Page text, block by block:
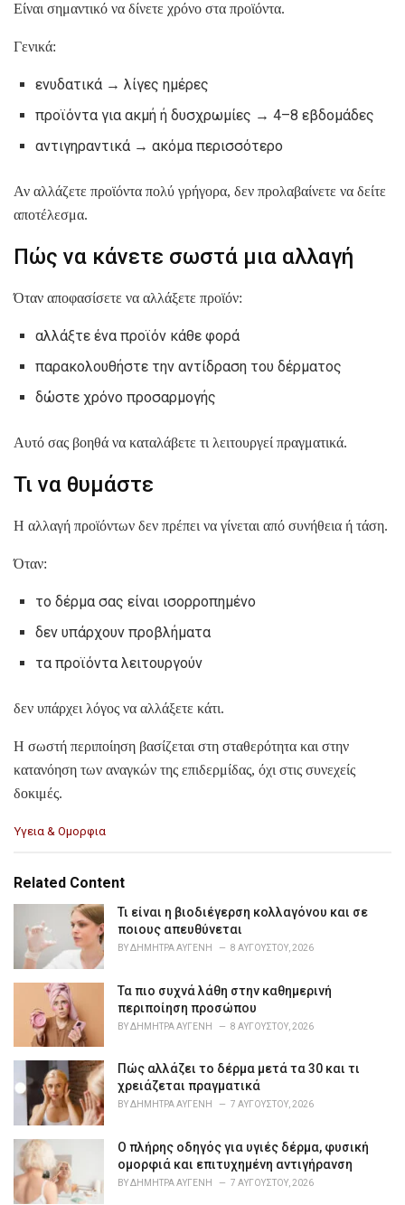
Είναι σημαντικό να δίνετε χρόνο στα προϊόντα.
Γενικά:
ενυδατικά → λίγες ημέρες
προϊόντα για ακμή ή δυσχρωμίες → 4–8 εβδομάδες
αντιγηραντικά → ακόμα περισσότερο
Αν αλλάζετε προϊόντα πολύ γρήγορα, δεν προλαβαίνετε να δείτε
αποτέλεσμα.
Πώς να κάνετε σωστά μια αλλαγή
Όταν αποφασίσετε να αλλάξετε προϊόν:
αλλάξτε ένα προϊόν κάθε φορά
παρακολουθήστε την αντίδραση του δέρματος
δώστε χρόνο προσαρμογής
Αυτό σας βοηθά να καταλάβετε τι λειτουργεί πραγματικά.
Τι να θυμάστε
Η αλλαγή προϊόντων δεν πρέπει να γίνεται από συνήθεια ή τάση.
Όταν:
το δέρμα σας είναι ισορροπημένο
δεν υπάρχουν προβλήματα
τα προϊόντα λειτουργούν
δεν υπάρχει λόγος να αλλάξετε κάτι.
Η σωστή περιποίηση βασίζεται στη σταθερότητα και στην
κατανόηση των αναγκών της επιδερμίδας, όχι στις συνεχείς
δοκιμές.
C
e
Υγεια & Ομορφια
Related Content
Τι είναι η βιοδιέγερση κολλαγόνου και σε
ποιους απευθύνεται
BYΔΉΜΗΤΡΑ ΑΥΓΈΝΗ 8 ΑΥΓΟΎΣΤΟΥ, 2026
Τα πιο συχνά λάθη στην καθημερινή
περιποίηση προσώπου
BYΔΉΜΗΤΡΑ ΑΥΓΈΝΗ 8 ΑΥΓΟΎΣΤΟΥ, 2026
Πώς αλλάζει το δέρμα μετά τα 30 και τι
χρειάζεται πραγματικά
BYΔΉΜΗΤΡΑ ΑΥΓΈΝΗ 7 ΑΥΓΟΎΣΤΟΥ, 2026
Ο πλήρης οδηγός για υγιές δέρμα, φυσική
ομορφιά και επιτυχημένη αντιγήρανση
BYΔΉΜΗΤΡΑ ΑΥΓΈΝΗ 7 ΑΥΓΟΎΣΤΟΥ, 2026